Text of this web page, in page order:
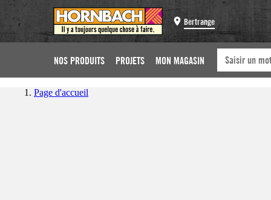
Bertrange
NOS PRODUITS PROJETS MON MAGASIN
Page d'accueil